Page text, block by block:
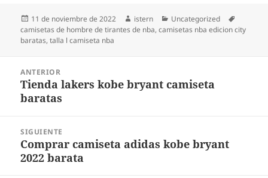
Publicado
el
11 de noviembre de 2022 Autor
istern Categorías
Uncategorized
camisetas de hombre de tirantes de nba,camisetas nba edicion city
baratas,talla l camiseta nba
entradas
ANTERIOR
Entrada
anterior:
Tienda lakers kobe bryant camiseta
baratas
SIGUIENTE
Entrada
siguiente:
Comprar camiseta adidas kobe bryant
2022 barata